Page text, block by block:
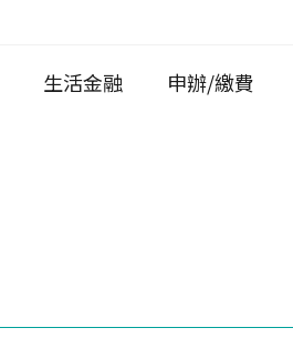
生活金融 申辦/繳費